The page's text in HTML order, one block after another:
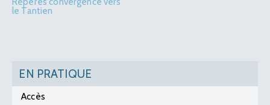
le Tantien
EN PRATIQUE
Accès